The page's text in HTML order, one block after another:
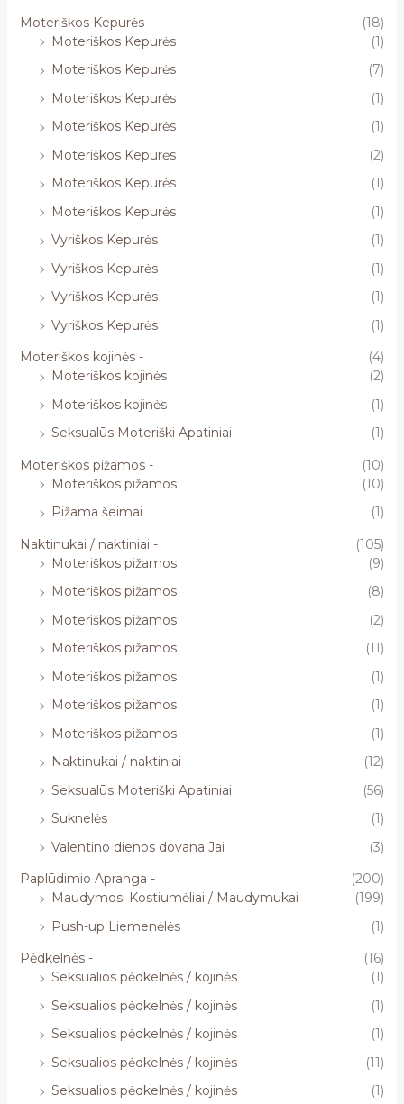
Moteriškos Kepurės -
(18)
Moteriškos Kepurės
(1)
Moteriškos Kepurės
(7)
Moteriškos Kepurės
(1)
Moteriškos Kepurės
(1)
Moteriškos Kepurės
(2)
Moteriškos Kepurės
(1)
Moteriškos Kepurės
(1)
Vyriškos Kepurės
(1)
Vyriškos Kepurės
(1)
Vyriškos Kepurės
(1)
Vyriškos Kepurės
(1)
Moteriškos kojinės -
(4)
Moteriškos kojinės
(2)
Moteriškos kojinės
(1)
Seksualūs Moteriški Apatiniai
(1)
Moteriškos pižamos -
(10)
Moteriškos pižamos
(10)
Pižama šeimai
(1)
Naktinukai / naktiniai -
(105)
Moteriškos pižamos
(9)
Moteriškos pižamos
(8)
Moteriškos pižamos
(2)
Moteriškos pižamos
(11)
Moteriškos pižamos
(1)
Moteriškos pižamos
(1)
Moteriškos pižamos
(1)
Naktinukai / naktiniai
(12)
Seksualūs Moteriški Apatiniai
(56)
Suknelės
(1)
Valentino dienos dovana Jai
(3)
Paplūdimio Apranga -
(200)
Maudymosi Kostiumėliai / Maudymukai
(199)
Push-up Liemenėlės
(1)
Pėdkelnės -
(16)
Seksualios pėdkelnės / kojinės
(1)
Seksualios pėdkelnės / kojinės
(1)
Seksualios pėdkelnės / kojinės
(1)
Seksualios pėdkelnės / kojinės
(11)
Seksualios pėdkelnės / kojinės
(1)